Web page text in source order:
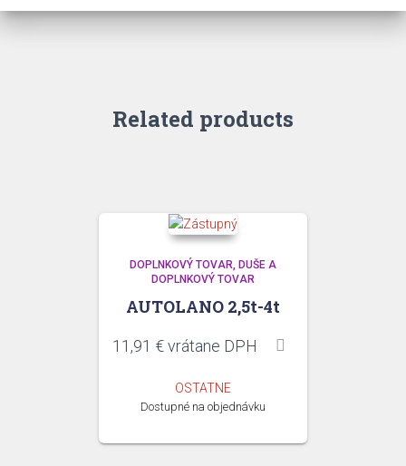
Related products
DOPLNKOVÝ TOVAR DUŠE A
DOPLNKOVÝ TOVAR
AUTOLANO 2,5t-4t
11,91 €vrátane DPH
OSTATNE
Dostupné na objednávku